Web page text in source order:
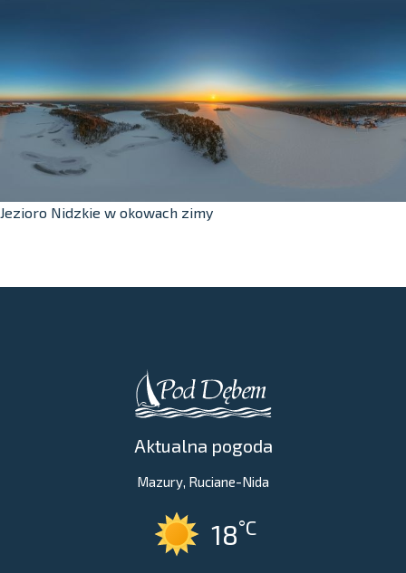
Jezioro Nidzkie w okowach zimy
Aktualna pogoda
Mazury, Ruciane-Nida
18°C